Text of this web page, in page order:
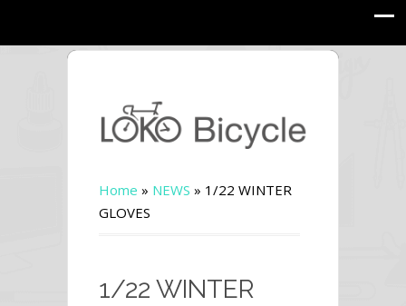
Home » NEWS » 1/22 WINTER
GLOVES
1/22 WINTER